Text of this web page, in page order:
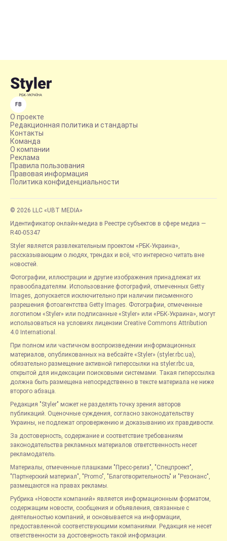
FB
О проекте
Редакционная политика и стандарты
Контакты
Команда
О компании
Реклама
Правила пользования
Правовая информация
Политика конфиденциальности
© 2026 LLC «UBT MEDIA»
Идентификатор онлайн-медиа в Реестре субъектов в сфере медиа —
R40-05347
Styler является развлекательным проектом «РБК-Украина»,
рассказывающим о людях, трендах и всё, что интересно читать вне
новостей.
Фотографии, иллюстрации и другие изображения принадлежат их
правообладателям. Использование фотографий, отмеченных Getty
Images, допускается исключительно при наличии письменного
разрешения фотоагентства Getty Images. Фотографии, отмеченные
логотипом «Styler» или подписанные «Styler» или «РБК-Украина», могут
использоваться на условиях лицензии Creative Commons Attribution
4.0 International.
При полном или частичном воспроизведении информационных
материалов, опубликованных на вебсайте «Styler» (styler.rbc.ua),
обязательно размещение активной гиперссылки на styler.rbc.ua,
открытой для индексации поисковыми системами. Такая гиперссылка
должна быть размещена непосредственно в тексте материала не ниже
второго абзаца.
Редакция "Styler" может не разделять точку зрения авторов
публикаций. Оценочные суждения, согласно законодательству
Украины, не подлежат опровержению и доказыванию их правдивости.
За достоверность, содержание и соответствие требованиям
законодательства рекламных материалов ответственность несет
рекламодатель.
Материалы, отмеченные плашками "Пресс-релиз", "Спецпроект",
"Партнерский материал", "Promo", "Благотворительность" и "Резонанс",
размещаются на правах рекламы.
Рубрика «Новости компаний» является информационным форматом,
содержащим новости, сообщения и объявления, связанные с
деятельностью компаний, и основывается на информации,
предоставленной соответствующими компаниями. Редакция не несет
ответственности за достоверность такой информации.